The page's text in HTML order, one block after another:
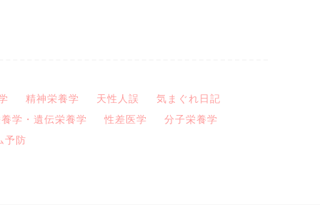
精神栄養学 天性人誤
気まぐれ日記
学・遺伝栄養学
性差医学
分子栄養学
予防